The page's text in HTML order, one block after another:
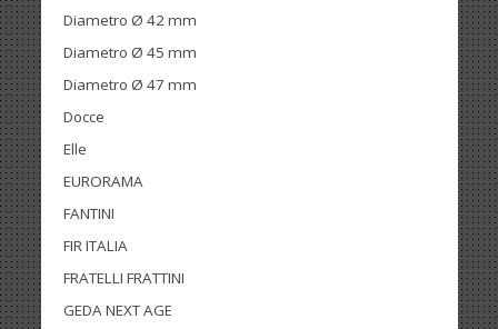
Diametro Ø 42 mm
Diametro Ø 45 mm
Diametro Ø 47 mm
Docce
Elle
EURORAMA
FANTINI
FIR ITALIA
FRATELLI FRATTINI
GEDA NEXT AGE